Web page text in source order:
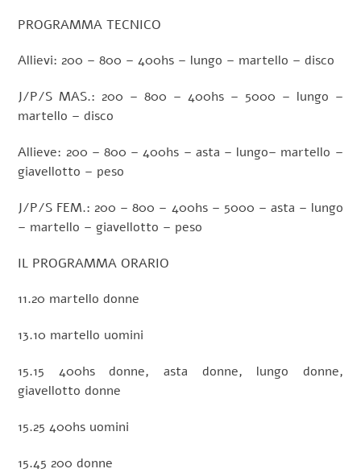
PROGRAMMA TECNICO
Allievi: 200 – 800 – 400hs – lungo – martello – disco
J/P/S MAS.: 200 – 800 – 400hs – 5000 – lungo –
martello – disco
Allieve: 200 – 800 – 400hs – asta – lungo– martello –
giavellotto – peso
J/P/S FEM.: 200 – 800 – 400hs – 5000 – asta – lungo
– martello – giavellotto – peso
IL PROGRAMMA ORARIO
11.20 martello donne
13.10 martello uomini
15.15 400hs donne, asta donne, lungo donne,
giavellotto donne
15.25 400hs uomini
15.45 200 donne